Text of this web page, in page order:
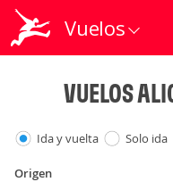
Vuelos
VUELOS
Ida y vuelta Solo ida
Origen